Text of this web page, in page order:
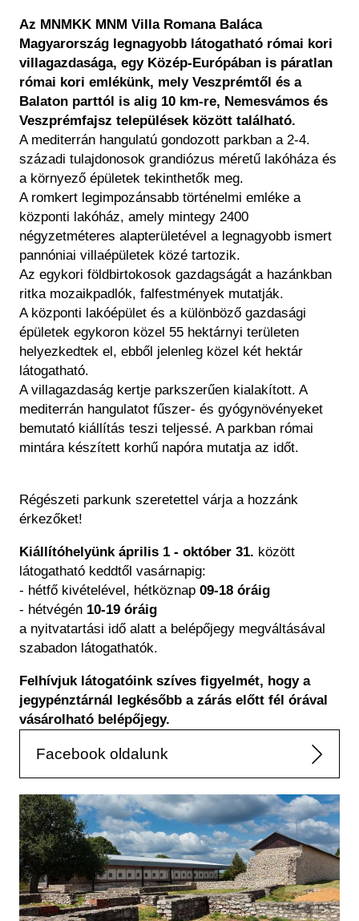
Tagintézmények
Felnőttképzés
Közérdekű adatok
Képcsarnok
Történeti Fényképtár
Éremtár
Adattár
Központi Könyvtár
Az MNMKK MNM Villa Romana Baláca
Magyarország legnagyobb látogatható római kori
villagazdasága, egy Közép-Európában is páratlan
római kori emlékünk, mely Veszprémtől és a
Balaton parttól is alig 10 km-re, Nemesvámos és
Veszprémfajsz települések között található.
A mediterrán hangulatú gondozott parkban a 2-4.
századi tulajdonosok grandiózus méretű lakóháza és
a környező épületek tekinthetők meg.
A romkert legimpozánsabb történelmi emléke a
központi lakóház, amely mintegy 2400
négyzetméteres alapterületével a legnagyobb ismert
pannóniai villaépületek közé tartozik.
Az egykori földbirtokosok gazdagságát a hazánkban
ritka mozaikpadlók, falfestmények mutatják.
A központi lakóépület és a különböző gazdasági
épületek egykoron közel 55 hektárnyi területen
helyezkedtek el, ebből jelenleg közel két hektár
látogatható.
A villagazdaság kertje parkszerűen kialakított. A
mediterrán hangulatot fűszer- és gyógynövényeket
bemutató kiállítás teszi teljessé. A parkban római
mintára készített korhű napóra mutatja az időt.
Régészeti parkunk szeretettel várja a hozzánk
érkezőket!
Kiállítóhelyünk április 1 - október 31. között
látogatható keddtől vasárnapig:
- hétfő kivételével, hétköznap 09-18 óráig
- hétvégén 10-19 óráig
a nyitvatartási idő alatt a belépőjegy megváltásával
szabadon látogathatók.
Felhívjuk látogatóink szíves figyelmét, hogy a
jegypénztárnál legkésőbb a zárás előtt fél órával
vásárolható belépőjegy.
Facebook oldalunk